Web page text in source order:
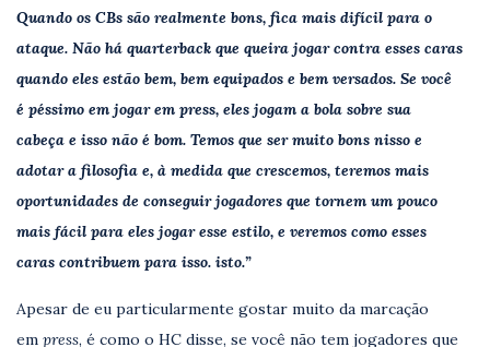
Quando os CBs são realmente bons, fica mais difícil para o
ataque. Não há quarterback que queira jogar contra esses caras
quando eles estão bem, bem equipados e bem versados. Se você
é péssimo em jogar em press, eles jogam a bola sobre sua
cabeça e isso não é bom. Temos que ser muito bons nisso e
adotar a filosofia e, à medida que crescemos, teremos mais
oportunidades de conseguir jogadores que tornem um pouco
mais fácil para eles jogar esse estilo, e veremos como esses
caras contribuem para isso. isto.”
Apesar de eu particularmente gostar muito da marcação
em press, é como o HC disse, se você não tem jogadores que